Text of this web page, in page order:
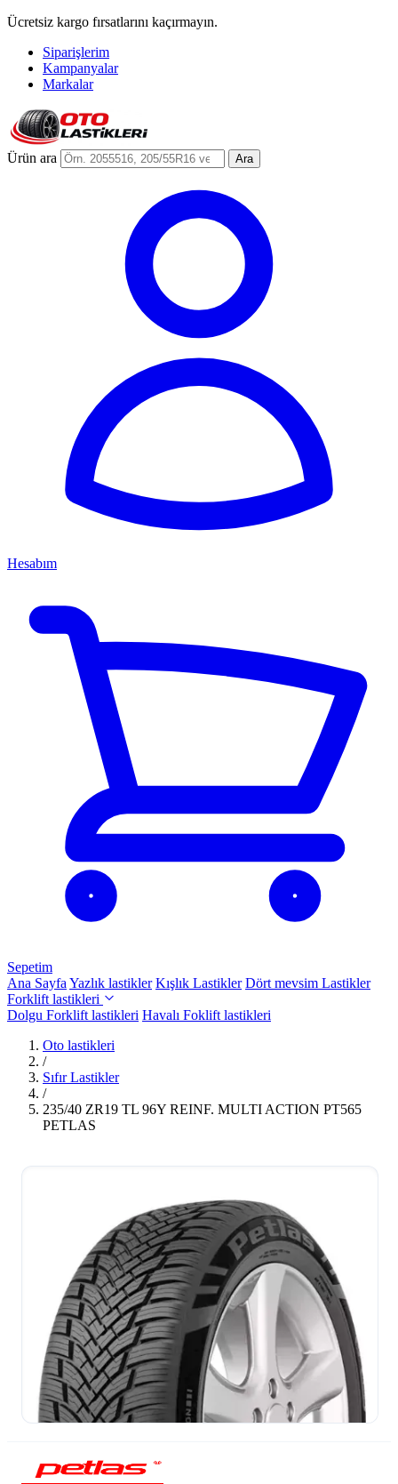
Ücretsiz kargo fırsatlarını kaçırmayın.
Siparişlerim
Kampanyalar
Markalar
Ürün ara Ara
Hesabım
Sepetim
Ana Sayfa Yazlık lastikler Kışlık Lastikler Dört mevsim Lastikler
Forklift lastikleri
Dolgu Forklift lastikleri Havalı Foklift lastikleri
Oto lastikleri
/
Sıfır Lastikler
/
235/40 ZR19 TL 96Y REINF. MULTI ACTION PT565
PETLAS